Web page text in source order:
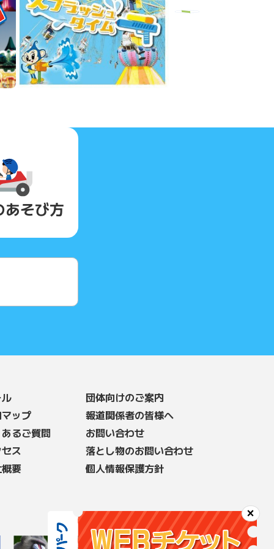
Next
あそび方
×
ップ
るご質問
ス
要
団体向けのご案内
報道関係者の皆様へ
お問い合わせ
落とし物のお問い合わせ
個人情報保護方針